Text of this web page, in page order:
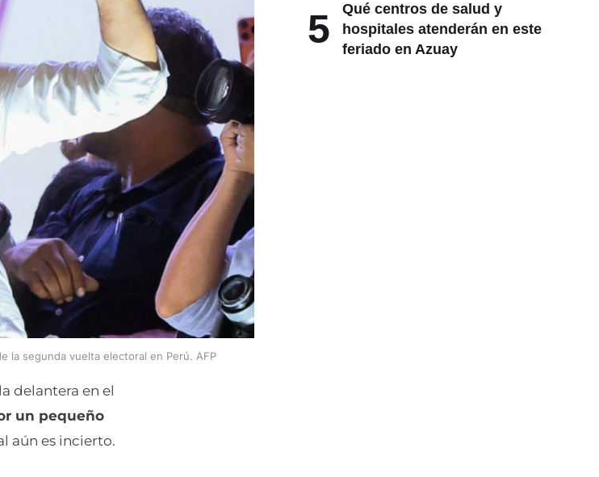
la segunda vuelta electoral en Perú. AFP
delantera en el
un pequeño
aún es incierto.
5
Qué centros de salud y
hospitales atenderán en este
feriado en Azuay